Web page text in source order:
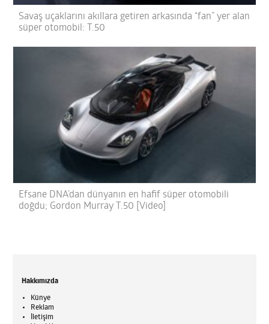
Savaş uçaklarını akıllara getiren arkasında “fan” yer alan
süper otomobil: T.50
Efsane DNA’dan dünyanın en hafif süper otomobili
doğdu; Gordon Murray T.50 [Video]
Hakkımızda
Künye
Reklam
İletişim